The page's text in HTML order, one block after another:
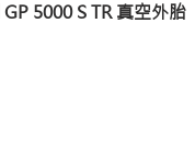
5000 S TR 真空外胎